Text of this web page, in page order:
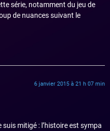
série, notamment du jeu de
de nuances suivant le
6 janvier 2015 à 21 h 07 min
mitigé : l’histoire est sympa